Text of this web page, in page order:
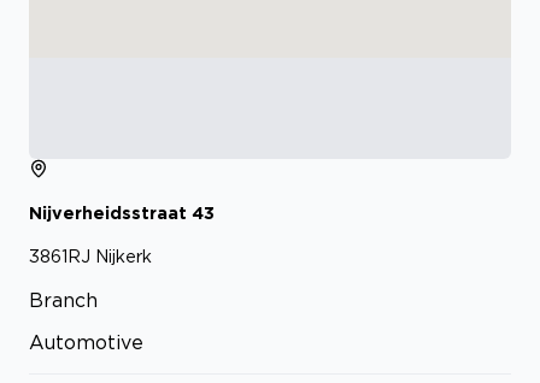
Nijverheidsstraat 43
3861RJ Nijkerk
Branch
Automotive